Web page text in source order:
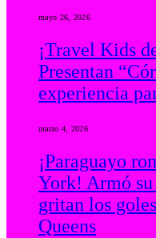
mayo 26, 2026
¡Travel Kids
Presentan
experiencia
marzo 4, 2026
¡Paraguayo
York! Armó
gritan los
Queens